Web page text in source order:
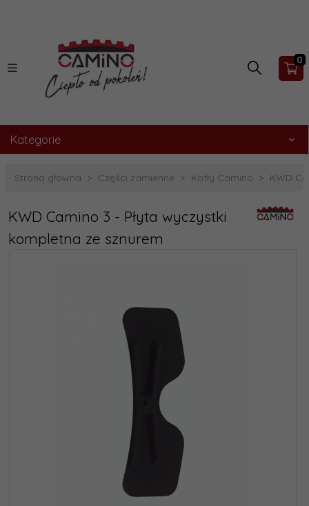
0
Kategorie
Strona główna Części zamienne Kotły Camino KWD
KWD Camino 3 - Płyta wyczystki
kompletna ze sznurem